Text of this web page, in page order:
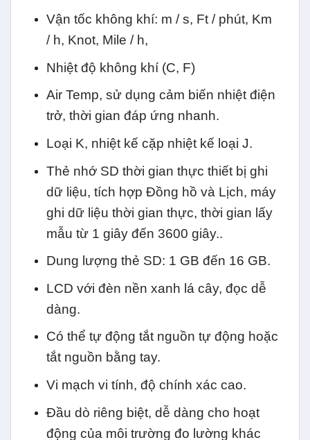
Vận tốc không khí: m / s, Ft / phút, Km
/ h, Knot, Mile / h,
Nhiệt độ không khí (C, F)
Air Temp, sử dụng cảm biến nhiệt điện
trở, thời gian đáp ứng nhanh.
Loại K, nhiệt kế cặp nhiệt kế loại J.
Thẻ nhớ SD thời gian thực thiết bị ghi
dữ liệu, tích hợp Đồng hồ và Lịch, máy
ghi dữ liệu thời gian thực, thời gian lấy
mẫu từ 1 giây đến 3600 giây..
Dung lượng thẻ SD: 1 GB đến 16 GB.
LCD với đèn nền xanh lá cây, đọc dễ
dàng.
Có thể tự động tắt nguồn tự động hoặc
tắt nguồn bằng tay.
Vi mạch vi tính, độ chính xác cao.
Đầu dò riêng biệt, dễ dàng cho hoạt
động của môi trường đo lường khác